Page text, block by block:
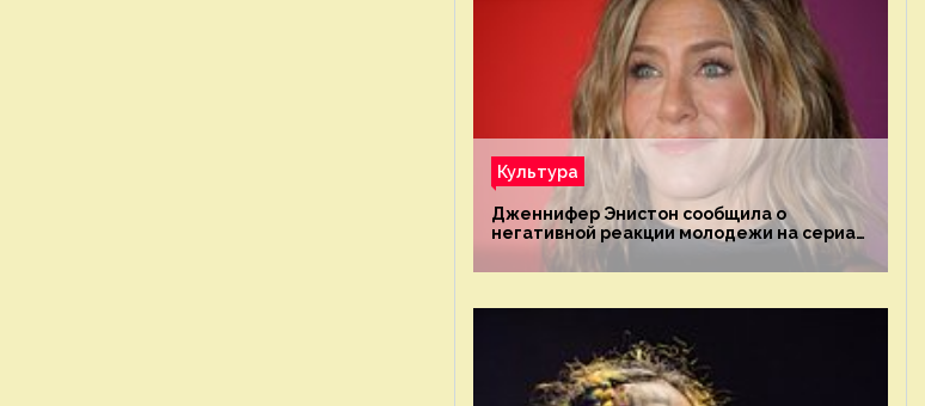
Культура
Дженнифер Энистон сообщила о
негативной реакции молодежи на сериал